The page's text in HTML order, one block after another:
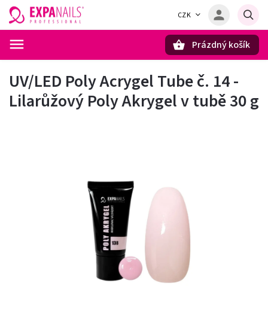
CZK
Prázdný košík
UV/LED Poly Acrygel Tube č. 14 -
Lilarůžový Poly Akrygel v tubě 30 g